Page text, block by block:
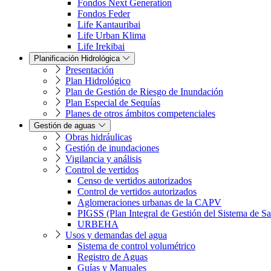
Fondos Next Generation
Fondos Feder
Life Kantauribai
Life Urban Klima
Life Irekibai
Planificación Hidrológica
Presentación
Plan Hidrológico
Plan de Gestión de Riesgo de Inundación
Plan Especial de Sequías
Planes de otros ámbitos competenciales
Gestión de aguas
Obras hidráulicas
Gestión de inundaciones
Vigilancia y análisis
Control de vertidos
Censo de vertidos autorizados
Control de vertidos autorizados
Aglomeraciones urbanas de la CAPV
PIGSS (Plan Integral de Gestión del Sistema de
URBEHA
Usos y demandas del agua
Sistema de control volumétrico
Registro de Aguas
Guías y Manuales